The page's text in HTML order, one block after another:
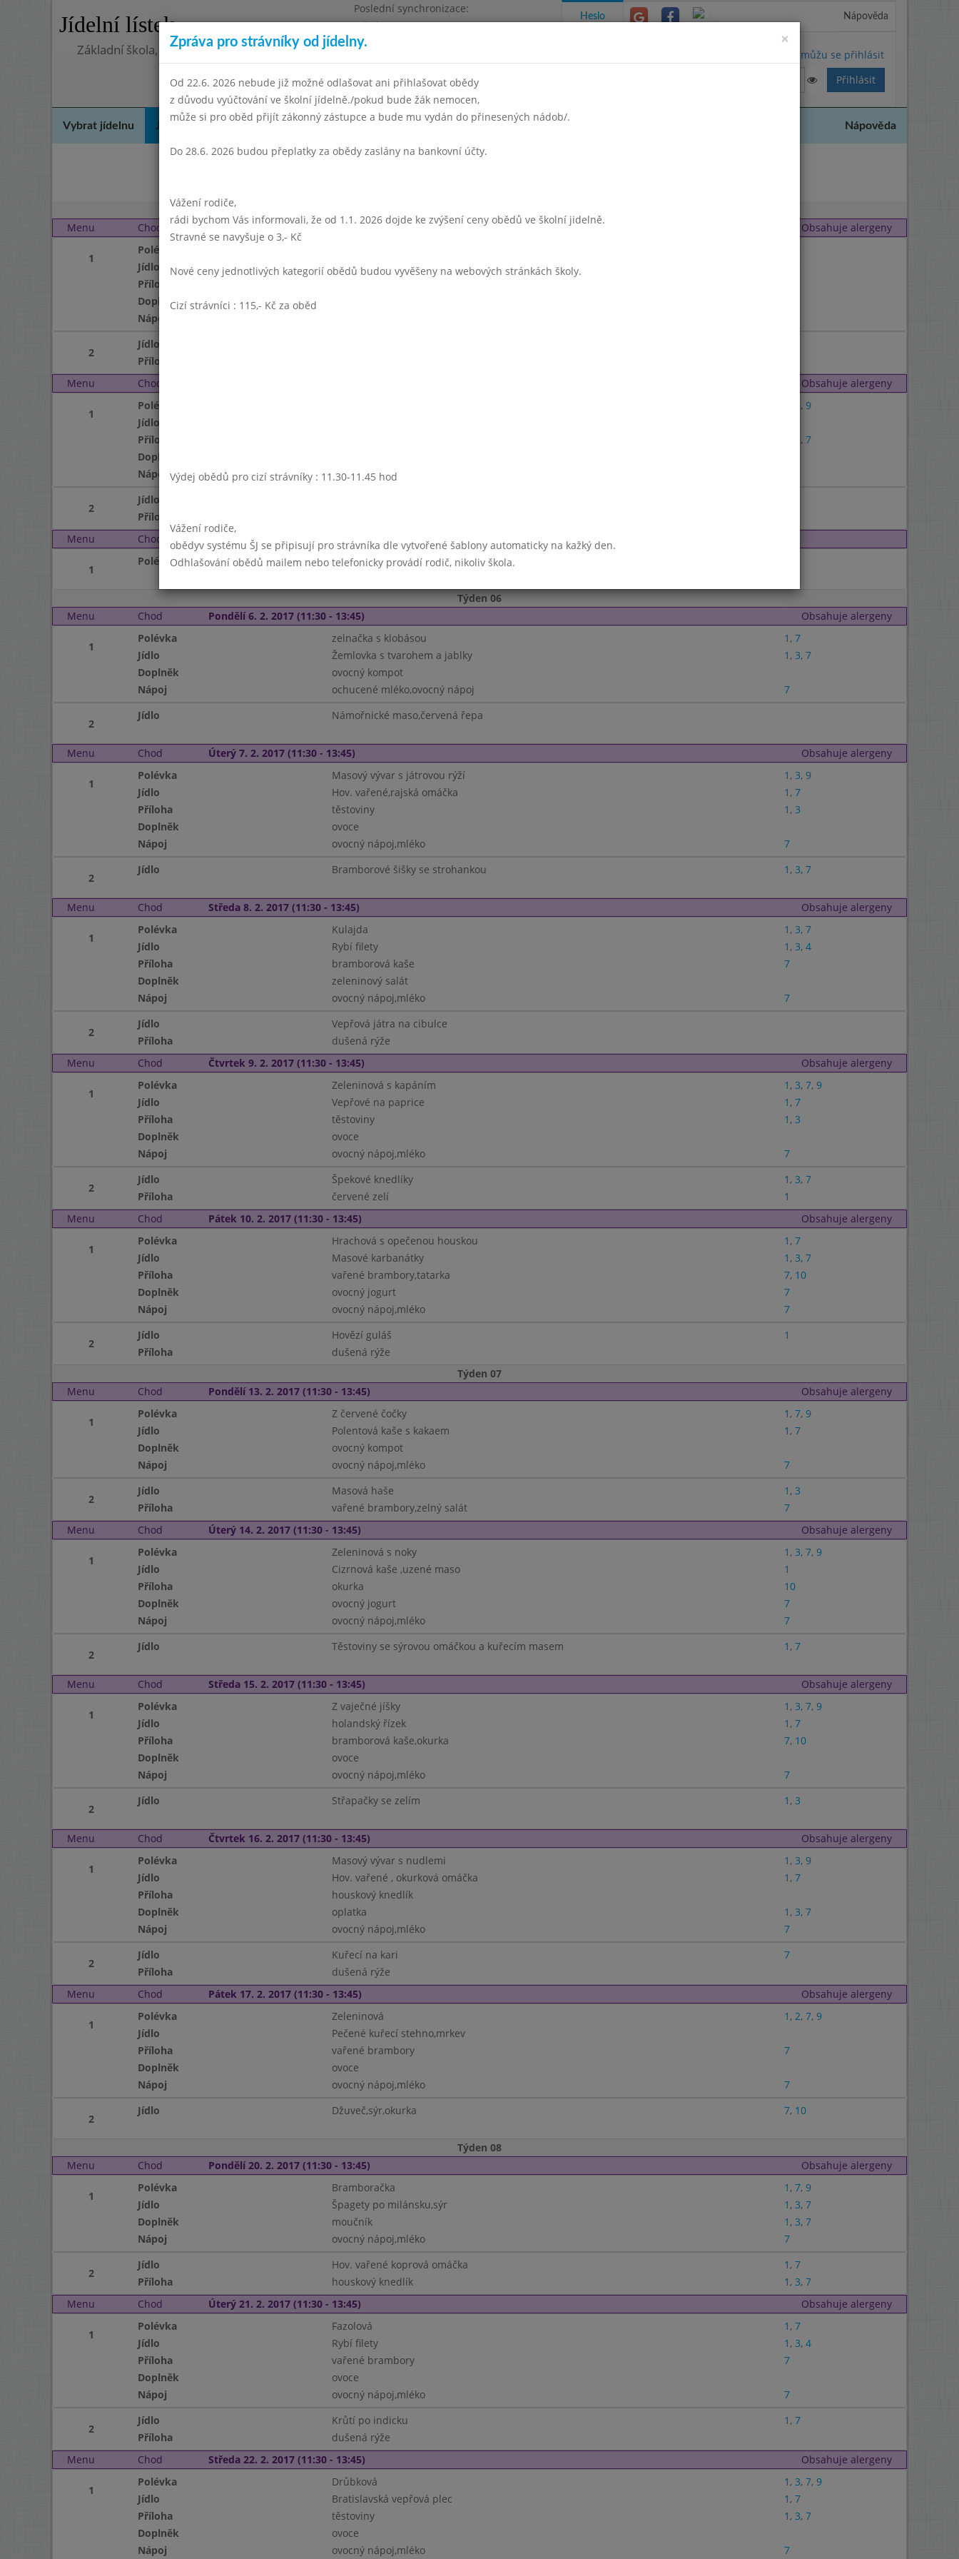
Jídelní lístek
Poslední synchronizace:
Středa 5.8.2026 6:57
Základní škola, Praha 4, Na Líše 16
Heslo Nápověda
Nemůžu se přihlásit
Vybrat jídelnu Jídelní lístek Historie Kontakty a informace Docházka Aktivity Nápověda
Menu
Chod Středa 1. 2. 2017 (11:30 - 13:45) Obsahuje alergeny
1
Polévka
Jídlo
Vepřové v mrkvi
Příloha
Doplněk
Nápoj
2
Jídlo
Příloha
Menu
Chod Obsahuje alergeny
1
Polévka , 9
Jídlo
Příloha
, 7
Doplněk
Nápoj
ovocný nápoj,mléko
2
Jídlo
Příloha
Menu
Chod Pátek 3. 2. 2017 (11:30 - 13:45)
1
Polévka Prázdniny
Týden 06
Menu
Chod Pondělí 6. 2. 2017 (11:30 - 13:45) Obsahuje alergeny
1
Polévka zelnačka s klobásou 1 , 7
Jídlo
Žemlovka s tvarohem a jablky 1 , 3, 7
Doplněk
ovocný kompot
Nápoj
ochucené mléko,ovocný nápoj 7
2
Jídlo Námořnické maso,červená řepa
Menu Chod Úterý 7. 2. 2017 (11:30 - 13:45) Obsahuje alergeny
1
Polévka Masový vývar s játrovou rýží 1 , 3, 9
Jídlo
Hov. vařené,rajská omáčka 1 , 7
Příloha
těstoviny 1 , 3
Doplněk
ovoce
Nápoj
ovocný nápoj,mléko 7
2
Jídlo Bramborové šišky se strohankou 1 , 3, 7
Menu Chod Středa 8. 2. 2017 (11:30 - 13:45) Obsahuje alergeny
1
Polévka Kulajda 1 , 3, 7
Jídlo
Rybí filety 1 , 3, 4
Příloha
bramborová kaše
7
Doplněk
zeleninový salát
Nápoj
ovocný nápoj,mléko 7
2
Jídlo
Vepřová játra na cibulce
Příloha
dušená rýže
Menu
Chod Čtvrtek 9. 2. 2017 (11:30 - 13:45) Obsahuje alergeny
1
Polévka Zeleninová s kapáním 1 , 3, 7, 9
Jídlo
Vepřové na paprice 1 , 7
Příloha
těstoviny 1 , 3
Doplněk
ovoce
Nápoj
ovocný nápoj,mléko 7
2
Jídlo Špekové knedlíky 1 , 3, 7
Příloha
červené zelí
1
Menu
Chod Pátek 10. 2. 2017 (11:30 - 13:45) Obsahuje alergeny
1
Polévka Hrachová s opečenou houskou 1 , 7
Jídlo
Masové karbanátky 1 , 3, 7
Příloha
vařené brambory,tatarka 7, 10
Doplněk
ovocný jogurt
7
Nápoj
ovocný nápoj,mléko 7
2
Jídlo Hovězí guláš
1
Příloha
dušená rýže
Týden 07
Menu
Chod Pondělí 13. 2. 2017 (11:30 - 13:45) Obsahuje alergeny
1
Polévka Z červené čočky 1 , 7, 9
Jídlo
Polentová kaše s kakaem 1 , 7
Doplněk
ovocný kompot
Nápoj
ovocný nápoj,mléko 7
2
Jídlo Masová haše 1 , 3
Příloha
vařené brambory,zelný salát
7
Menu
Chod Úterý 14. 2. 2017 (11:30 - 13:45) Obsahuje alergeny
1
Polévka Zeleninová s noky 1 , 3, 7, 9
Jídlo
Cizrnová kaše ,uzené maso
1
Příloha
okurka
10
Doplněk
ovocný jogurt
7
Nápoj
ovocný nápoj,mléko 7
2
Jídlo Těstoviny se sýrovou omáčkou a kuřecím masem 1 , 7
Menu Chod Středa 15. 2. 2017 (11:30 - 13:45) Obsahuje alergeny
1
Polévka Z vaječné jíšky 1 , 3, 7, 9
Jídlo
holandský řízek 1 , 7
Příloha
bramborová kaše,okurka 7, 10
Doplněk
ovoce
Nápoj
ovocný nápoj,mléko 7
2
Jídlo Střapačky se zelím 1 , 3
Menu Chod Čtvrtek 16. 2. 2017 (11:30 - 13:45) Obsahuje alergeny
1
Polévka Masový vývar s nudlemi 1 , 3, 9
Jídlo
Hov. vařené , okurková omáčka 1 , 7
Příloha
houskový knedlík
Doplněk
oplatka 1 , 3, 7
Nápoj
ovocný nápoj,mléko 7
2
Jídlo Kuřecí na kari
7
Příloha
dušená rýže
Menu
Chod Pátek 17. 2. 2017 (11:30 - 13:45) Obsahuje alergeny
1
Polévka Zeleninová 1 , 2, 7, 9
Jídlo
Pečené kuřecí stehno,mrkev
Příloha
vařené brambory
7
Doplněk
ovoce
Nápoj
ovocný nápoj,mléko 7
2
Jídlo Džuveč,sýr,okurka 7, 10
Týden 08
Menu
Chod Pondělí 20. 2. 2017 (11:30 - 13:45) Obsahuje alergeny
1
Polévka Bramboračka 1 , 7, 9
Jídlo
Špagety po milánsku,sýr 1 , 3, 7
Doplněk
moučník 1 , 3, 7
Nápoj
ovocný nápoj,mléko 7
2
Jídlo Hov. vařené koprová omáčka 1 , 7
Příloha
houskový knedlík 1 , 3, 7
Menu
Chod Úterý 21. 2. 2017 (11:30 - 13:45) Obsahuje alergeny
1
Polévka Fazolová 1 , 7
Jídlo
Rybí filety 1 , 3, 4
Příloha
vařené brambory
7
Doplněk
ovoce
Nápoj
ovocný nápoj,mléko 7
2
Jídlo Krůtí po indicku 1 , 7
Příloha
dušená rýže
Menu
Chod Středa 22. 2. 2017 (11:30 - 13:45) Obsahuje alergeny
1
Polévka Drůbková 1 , 3, 7, 9
Jídlo
Bratislavská vepřová plec 1 , 7
Příloha
těstoviny 1 , 3, 7
Doplněk
ovoce
Nápoj
ovocný nápoj,mléko 7
×
Zpráva pro strávníky od jídelny.
Od 22.6. 2026 nebude již možné odlašovat ani přihlašovat obědy
z důvodu vyúčtování ve školní jídelně./pokud bude žák nemocen,
může si pro oběd přijít zákonný zástupce a bude mu vydán do přinesených nádob/.
Do 28.6. 2026 budou přeplatky za obědy zaslány na bankovní účty.
Vážení rodiče,
rádi bychom Vás informovali, že od 1.1. 2026 dojde ke zvýšení ceny obědů ve školní jidelně.
Stravné se navyšuje o 3,- Kč
Nové ceny jednotlivých kategorií obědů budou vyvěšeny na webových stránkách školy.
Cizí strávníci : 115,- Kč za oběd
Výdej obědů pro cizí strávníky : 11.30-11.45 hod
Vážení rodiče,
obědyv systému ŠJ se připisují pro strávníka dle vytvořené šablony automaticky na kažký den.
Odhlašování obědů mailem nebo telefonicky provádí rodič, nikoliv škola.